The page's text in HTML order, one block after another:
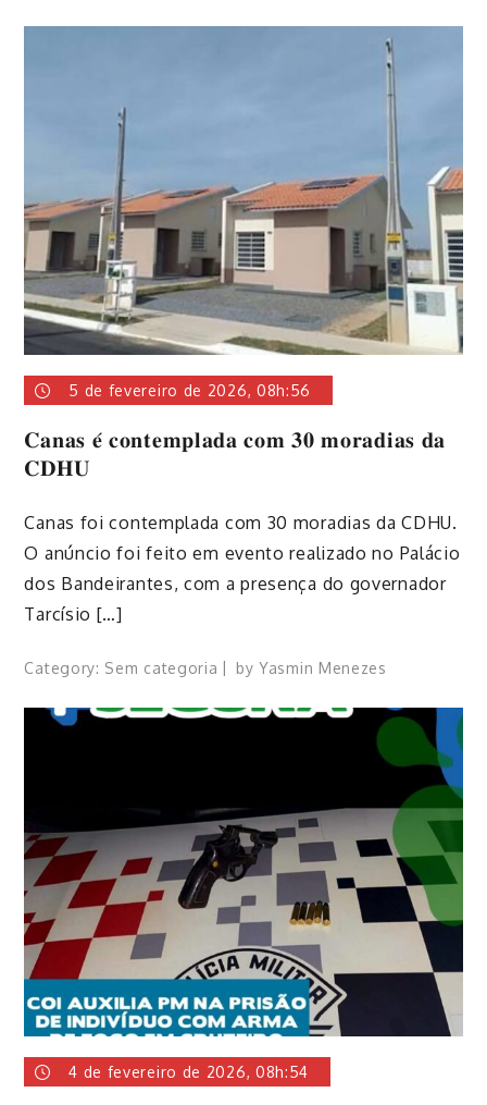
5 de fevereiro de 2026, 08h:56
𝐂𝐚𝐧𝐚𝐬 𝐞́ 𝐜𝐨𝐧𝐭𝐞𝐦𝐩𝐥𝐚𝐝𝐚 𝐜𝐨𝐦 𝟑𝟎 𝐦𝐨𝐫𝐚𝐝𝐢𝐚𝐬 𝐝𝐚
𝐂𝐃𝐇𝐔
Canas foi contemplada com 30 moradias da CDHU.
O anúncio foi feito em evento realizado no Palácio
dos Bandeirantes, com a presença do governador
Tarcísio […]
Category: Sem categoria byYasmin Menezes
4 de fevereiro de 2026, 08h:54